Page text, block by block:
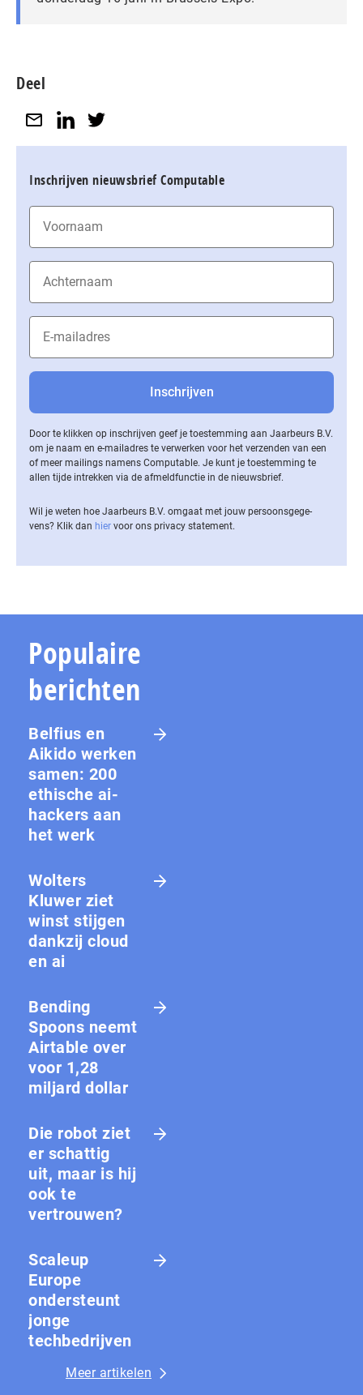
Deel
Inschrijven nieuwsbrief Computable
Door te klikken op inschrijven geef je toestemming aan Jaarbeurs B.V.
om je naam en e-mailadres te verwerken voor het verzenden van een
of meer mailings namens Computable. Je kunt je toestemming te
allen tijde intrekken via de af­meld­func­tie in de nieuwsbrief.
Wil je weten hoe Jaarbeurs B.V. omgaat met jouw per­soons­ge­ge­
vens? Klik dan hier voor ons privacy statement.
Populaire
berichten
Belfius en
Aikido werken
samen: 200
ethische ai-
hackers aan
het werk
Wolters
Kluwer ziet
winst stijgen
dankzij cloud
en ai
Bending
Spoons neemt
Airtable over
voor 1,28
miljard dollar
Die robot ziet
er schattig
uit, maar is hij
ook te
vertrouwen?
Scaleup
Europe
ondersteunt
jonge
techbedrijven
Meer artikelen